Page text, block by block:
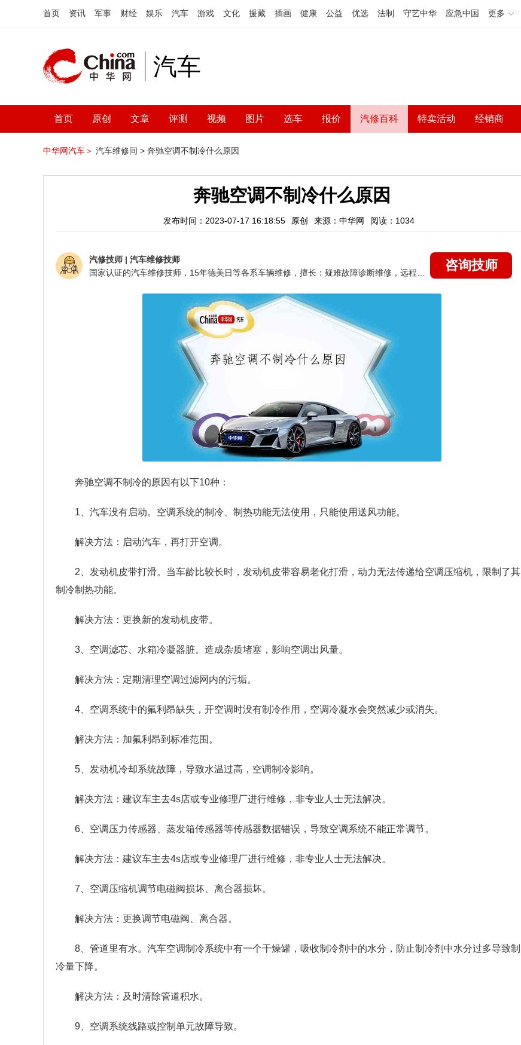
首页 资讯 军事 财经 娱乐 汽车 游戏 文化 援藏 插画 健康 公益 优选 法制 守艺中华 应急中国 更多
汽车
首页 原创 文章 评测 视频 图片 选车 报价 汽修百科 特卖活动 经销商
中华网汽车＞ 汽车维修间 > 奔驰空调不制冷什么原因
奔驰空调不制冷什么原因
发布时间：2023-07-17 16:18:55 原创 来源：中华网 阅读：1034
汽修技师 | 汽车维修技师
咨询技师
奔驰空调不制冷的原因有以下10种：
1、汽车没有启动。空调系统的制冷、制热功能无法使用，只能使用送风功能。
解决方法：启动汽车，再打开空调。
2、发动机皮带打滑。当车龄比较长时，发动机皮带容易老化打滑，动力无法传递给空调压缩机，限制了其
制冷制热功能。
解决方法：更换新的发动机皮带。
3、空调滤芯、水箱冷凝器脏。造成杂质堵塞，影响空调出风量。
解决方法：定期清理空调过滤网内的污垢。
4、空调系统中的氟利昂缺失，开空调时没有制冷作用，空调冷凝水会突然减少或消失。
解决方法：加氟利昂到标准范围。
5、发动机冷却系统故障，导致水温过高，空调制冷影响。
解决方法：建议车主去4s店或专业修理厂进行维修，非专业人士无法解决。
6、空调压力传感器、蒸发箱传感器等传感器数据错误，导致空调系统不能正常调节。
解决方法：建议车主去4s店或专业修理厂进行维修，非专业人士无法解决。
7、空调压缩机调节电磁阀损坏、离合器损坏。
解决方法：更换调节电磁阀、离合器。
8、管道里有水。汽车空调制冷系统中有一个干燥罐，吸收制冷剂中的水分，防止制冷剂中水分过多导致制
冷量下降。
解决方法：及时清除管道积水。
9、空调系统线路或控制单元故障导致。